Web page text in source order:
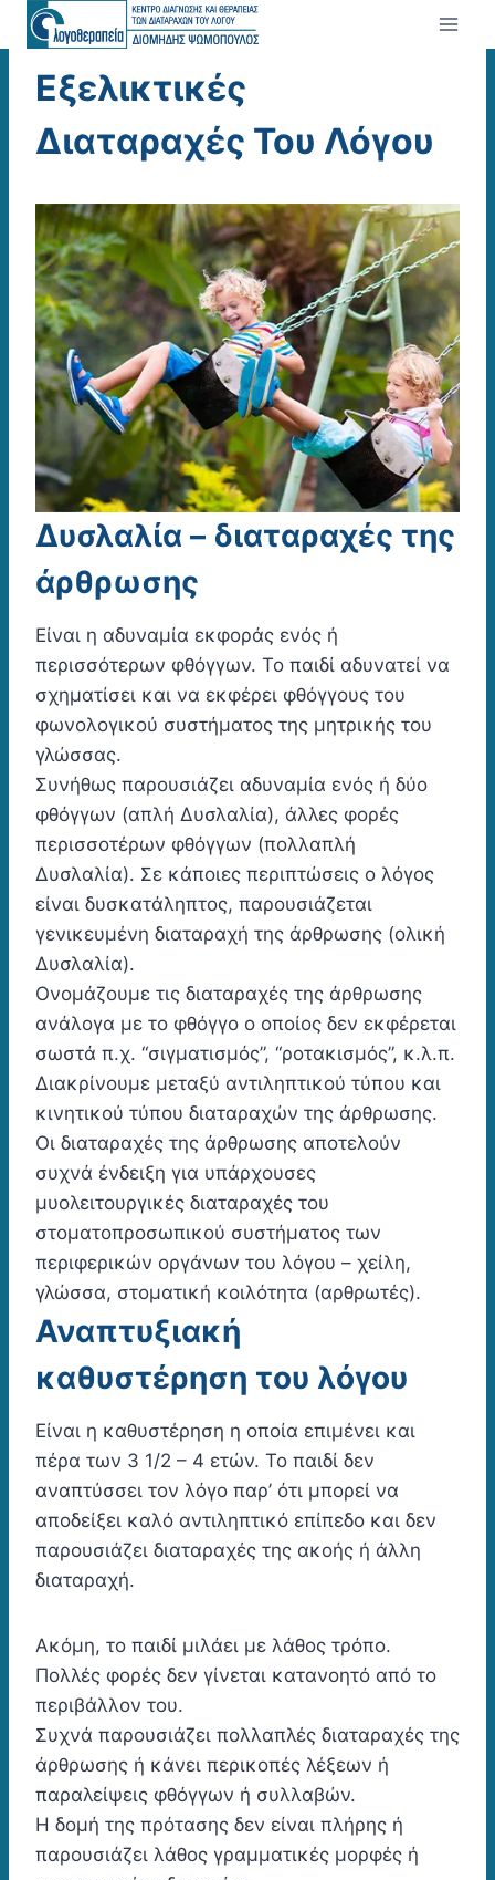
Skip
to
contentΕξελικτικές
Διαταραχές Του Λόγου
Δυσλαλία – διαταραχές της
άρθρωσης
Είναι η αδυναμία εκφοράς ενός ή
περισσότερων φθόγγων. Το παιδί αδυνατεί να
σχηματίσει και να εκφέρει φθόγγους του
φωνολογικού συστήματος της μητρικής του
γλώσσας.
Συνήθως παρουσιάζει αδυναμία ενός ή δύο
φθόγγων (απλή Δυσλαλία), άλλες φορές
περισσοτέρων φθόγγων (πολλαπλή
Δυσλαλία). Σε κάποιες περιπτώσεις ο λόγος
είναι δυσκατάληπτος, παρουσιάζεται
γενικευμένη διαταραχή της άρθρωσης (ολική
Δυσλαλία).
Ονομάζουμε τις διαταραχές της άρθρωσης
ανάλογα με το φθόγγο ο οποίος δεν εκφέρεται
σωστά π.χ. “σιγματισμός”, “ροτακισμός”, κ.λ.π.
Διακρίνουμε μεταξύ αντιληπτικού τύπου και
κινητικού τύπου διαταραχών της άρθρωσης.
Οι διαταραχές της άρθρωσης αποτελούν
συχνά ένδειξη για υπάρχουσες
μυολειτουργικές διαταραχές του
στοματοπροσωπικού συστήματος των
περιφερικών οργάνων του λόγου – χείλη,
γλώσσα, στοματική κοιλότητα (αρθρωτές).
Αναπτυξιακή
καθυστέρηση του λόγου
Είναι η καθυστέρηση η οποία επιμένει και
πέρα των 3 1/2 – 4 ετών. Το παιδί δεν
αναπτύσσει τον λόγο παρ’ ότι μπορεί να
αποδείξει καλό αντιληπτικό επίπεδο και δεν
παρουσιάζει διαταραχές της ακοής ή άλλη
διαταραχή.
Ακόμη, το παιδί μιλάει με λάθος τρόπο.
Πολλές φορές δεν γίνεται κατανοητό από το
περιβάλλον του.
Συχνά παρουσιάζει πολλαπλές διαταραχές της
άρθρωσης ή κάνει περικοπές λέξεων ή
παραλείψεις φθόγγων ή συλλαβών.
Η δομή της πρότασης δεν είναι πλήρης ή
παρουσιάζει λάθος γραμματικές μορφές ή